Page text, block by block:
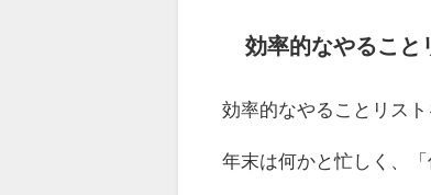
効率的なやること
効率的なやることリス
年末は何かと忙しく、